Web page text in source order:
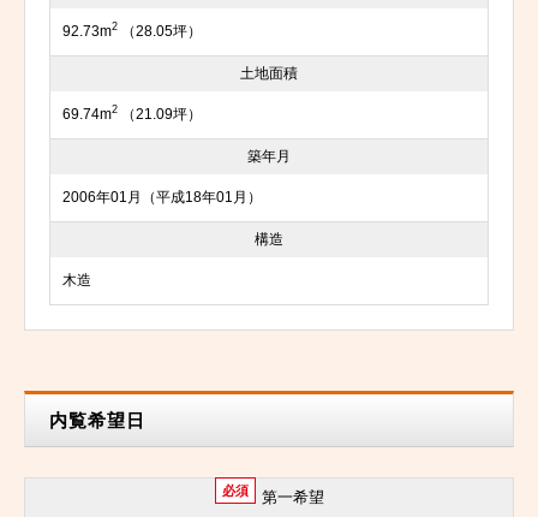
92.73m2 （28.05坪）
土地面積
69.74m2 （21.09坪）
築年月
2006年01月（平成18年01月）
構造
木造
内覧希望日
必須 第一希望